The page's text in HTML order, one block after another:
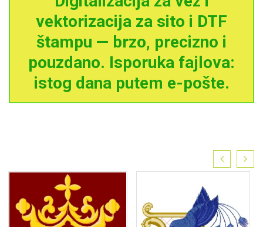
vektorizacija za sito i DTF
štampu — brzo, precizno i
pouzdano. Isporuka fajlova:
istog dana putem e-pošte.